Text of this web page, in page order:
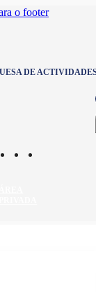
o footer
DE